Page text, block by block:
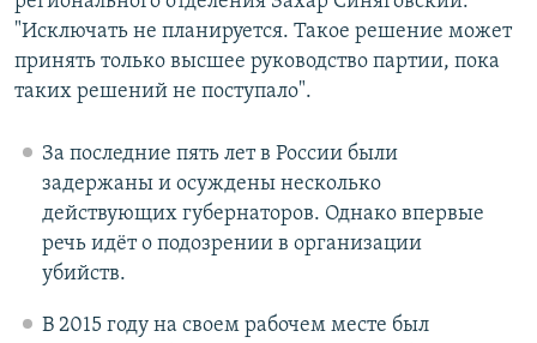
"Исключать не планируется. Такое решение может
принять только высшее руководство партии, пока
таких решений не поступало".
За последние пять лет в России были
задержаны и осуждены несколько
действующих губернаторов. Однако впервые
речь идёт о подозрении в организации
убийств.
В 2015 году на своем рабочем месте был